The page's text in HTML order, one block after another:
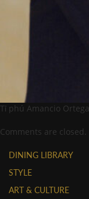
Tỉ phú Amancio Ortega
Comments are closed.
DINING LIBRARY
STYLE
ART & CULTURE